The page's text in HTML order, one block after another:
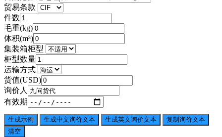
贸易条款
件数
毛重(kg)
体积(m³)
集装箱柜型
柜型数量
运输方式
货值(USD)
询价人
有效期
生成示例 生成中文询价文本 生成英文询价文本
复制询价文本
清空